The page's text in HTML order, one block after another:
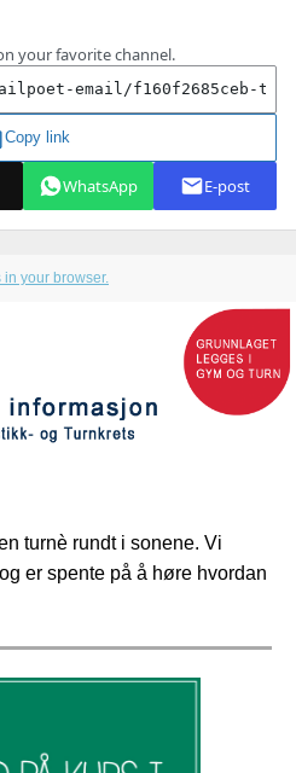
in your browser.
turnè rundt i sonene. Vi
er spente på å høre hvordan